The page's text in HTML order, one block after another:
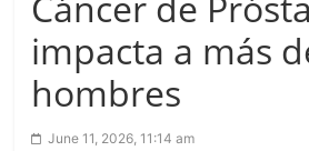
impacta a más
hombres
June 11, 2026, 11:14 am